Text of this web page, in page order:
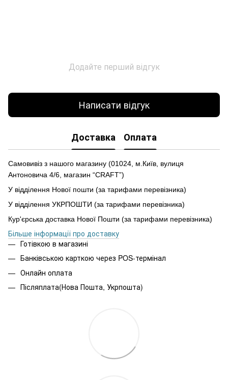
Додайте перший відгук
Написати відгук
Доставка Оплата
Самовивіз з нашого магазину (01024, м.Київ, вулиця
Антоновича 4/6, магазин “CRAFT”)
У відділення Нової пошти (за тарифами перевізника)
У відділення УКРПОШТИ (за тарифами перевізника)
Кур'єрська доставка Нової Пошти (за тарифами перевізника)
Більше інформації про доставку
Готівкою в магазині
Банківською карткою через POS-термінал
Онлайн оплата
Післяплата(Нова Пошта, Укрпошта)